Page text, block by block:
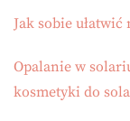
Jak sobie
Opalanie w
kosmetyki do